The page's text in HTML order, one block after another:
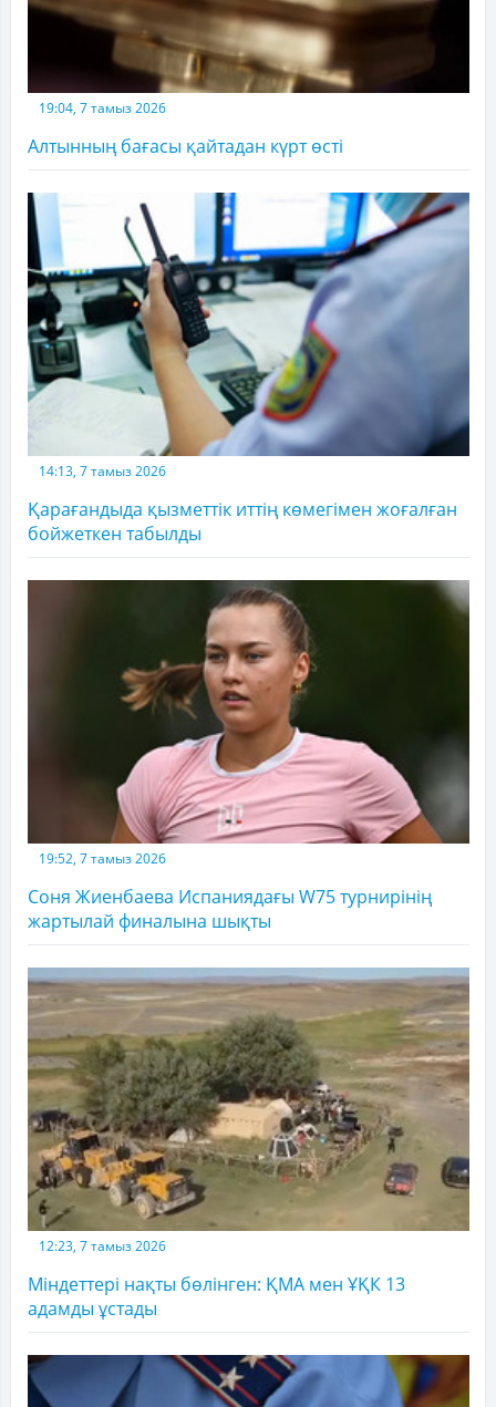
19:04, 7 тамыз 2026
Алтынның бағасы қайтадан күрт өсті
14:13, 7 тамыз 2026
Қарағандыда қызметтік иттің көмегімен жоғалған
бойжеткен табылды
19:52, 7 тамыз 2026
Соня Жиенбаева Испаниядағы W75 турнирінің
жартылай финалына шықты
12:23, 7 тамыз 2026
Міндеттері нақты бөлінген: ҚМА мен ҰҚК 13
адамды ұстады